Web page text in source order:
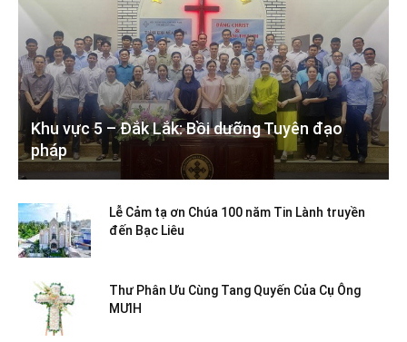
Khu vực 5 – Đắk Lắk: Bồi dưỡng Tuyên đạo
pháp
Lễ Cảm tạ ơn Chúa 100 năm Tin Lành truyền
đến Bạc Liêu
Thư Phân Ưu Cùng Tang Quyến Của Cụ Ông
MƯIH